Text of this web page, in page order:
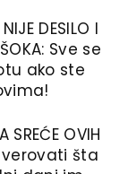
DESILO I
ŠOKA: Sve se
ako ste
SREĆE OVIH
verovati šta